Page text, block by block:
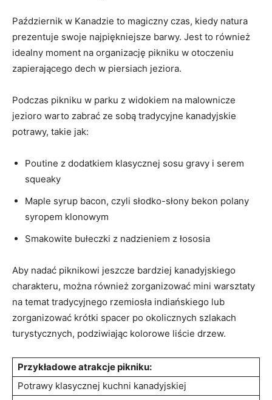
Październik w Kanadzie to magiczny czas, kiedy natura
prezentuje‍ swoje najpiękniejsze barwy. Jest ‌to również
idealny moment⁣ na organizację pikniku w otoczeniu
zapierającego dech w piersiach jeziora.
Podczas pikniku w parku ‌z widokiem na malownicze
jezioro warto zabrać ze sobą tradycyjne kanadyjskie
potrawy, takie jak:
Poutine z dodatkiem klasycznej sosu⁤ gravy i serem
squeaky
Maple syrup bacon, czyli słodko-słony‍ bekon polany
syropem⁣ klonowym
Smakowite bułeczki z nadzieniem z łososia
Aby nadać piknikowi jeszcze bardziej kanadyjskiego
charakteru,⁤ można również zorganizować mini warsztaty
na temat tradycyjnego rzemiosła indiańskiego lub
zorganizować krótki spacer po okolicznych szlakach
turystycznych, podziwiając kolorowe liście drzew.
Przykładowe atrakcje pikniku:
Potrawy ​klasycznej kuchni kanadyjskiej